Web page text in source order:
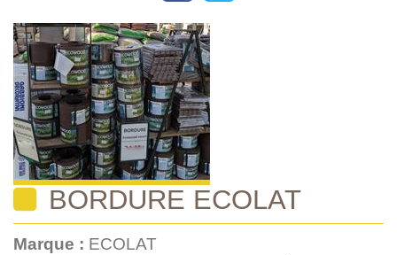
BORDURE ECOLAT
Marque : ECOLAT